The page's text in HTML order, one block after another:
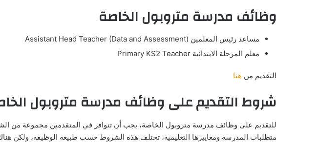
وظائف مدرسة متروبول الخاصة
مساعد رئيس المعلمين Assistant Head Teacher (Data and Assessment)
معلم المرحلة الابتدائية Primary KS2 Teacher
التقديم من هنا
شروط التقديم على وظائف مدرسة متروبول
للتقديم على وظائف مدرسة متروبول الخاصة، يجب أن تتوافر في المتقدمين مجموعة من
متطلبات المدرسة ومعاييرها التعليمية، تختلف هذه الشروط حسب طبيعة الوظيفة، ولكن